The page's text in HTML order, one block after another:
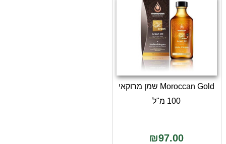
Moroccan Gold שמן מרוקאי
100 מ"ל
₪97.00